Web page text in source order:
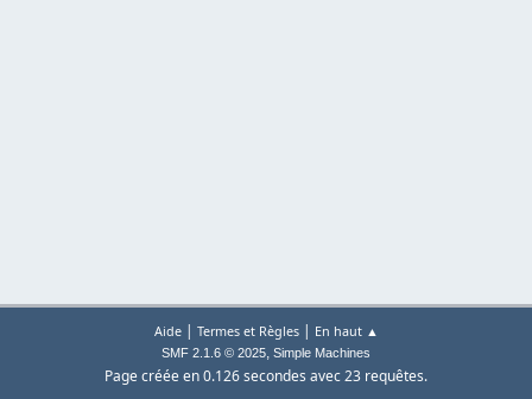
Aide| Termes et Règles| En haut ▲
SMF 2.1.6 © 2025, Simple Machines
Page créée en 0.126 secondes avec 23 requêtes.